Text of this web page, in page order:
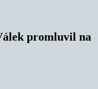
promluvil na